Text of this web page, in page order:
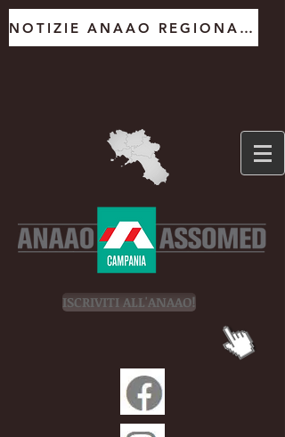
NOTIZIE ANAAO REGIONALE
ISCRIVITI ALL'ANAAO!